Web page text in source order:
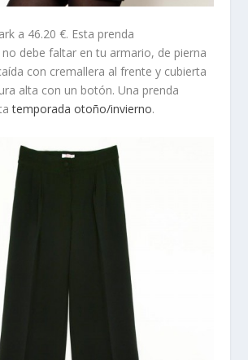
a 46.20 €. Esta prenda
debe faltar en tu armario, de pierna
con cremallera al frente y cubierta
alta con un botón. Una prenda
temporada otoño/invierno.